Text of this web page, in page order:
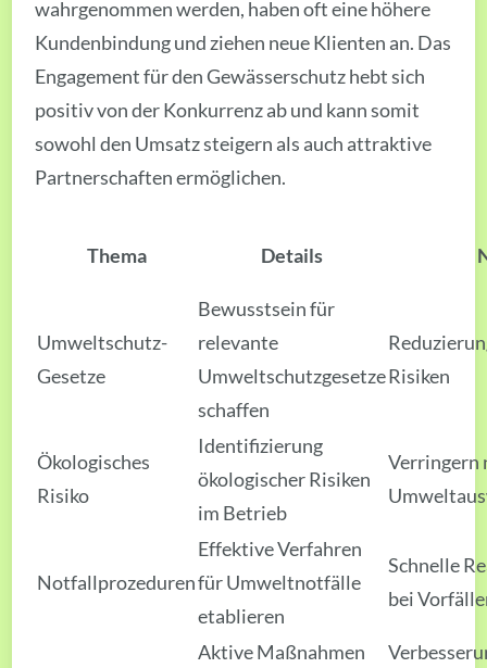
wahrgenommen werden, haben oft eine höhere
Kundenbindung und ziehen neue Klienten an. Das
Engagement für den Gewässerschutz hebt sich
positiv von der Konkurrenz ab und kann somit
sowohl den Umsatz steigern als auch attraktive
Partnerschaften ermöglichen.
Thema Details
Umweltschutz-
Gesetze
Bewusstsein für
relevante
Umweltschutzgesetze
schaffen
Risiken
Ökologisches
Risiko
Identifizierung
ökologischer Risiken
im Betrieb
Verringern
Notfallprozeduren
Effektive Verfahren
für Umweltnotfälle
etablieren
Schnelle
bei
Aktive Maßnahmen